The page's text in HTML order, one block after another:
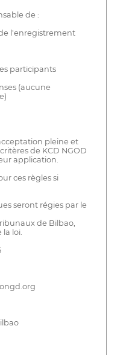
de :
l'enregistrement
participants
(aucune
pleine et
de KCD NGOD
application.
ces règles si
seront régies par le
de Bilbao,
loi.